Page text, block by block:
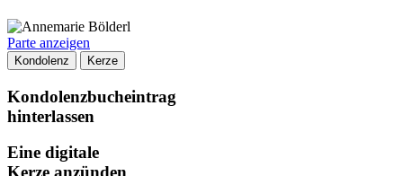
Parte anzeigen
Kondolenz Kerze
Kondolenzbucheintrag
hinterlassen
Eine digitale